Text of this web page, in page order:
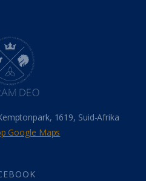
(1)
(19)
liggaam
(27)
Vader(12)
1619, Suid-Afrika
Google Maps